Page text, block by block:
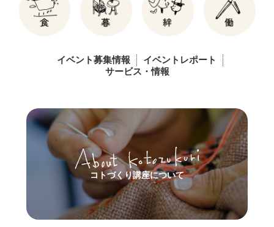
イベント募集情報
イベントレポート
サービス・情報
コトづくり講座について